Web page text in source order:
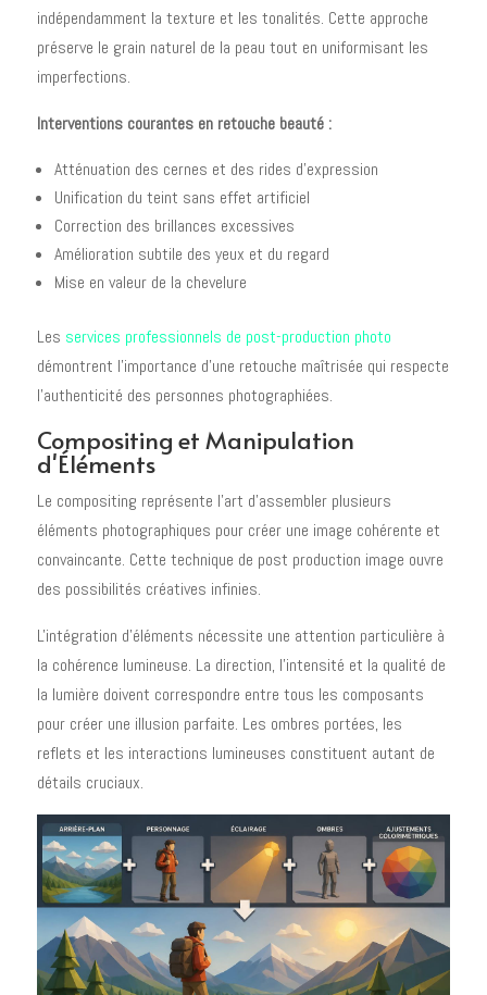
indépendamment la texture et les tonalités. Cette approche
préserve le grain naturel de la peau tout en uniformisant les
imperfections.
Interventions courantes en retouche beauté :
Atténuation des cernes et des rides d'expression
Unification du teint sans effet artificiel
Correction des brillances excessives
Amélioration subtile des yeux et du regard
Mise en valeur de la chevelure
Les services professionnels de post-production photo
démontrent l'importance d'une retouche maîtrisée qui respecte
l'authenticité des personnes photographiées.
Compositing et Manipulation
d'Éléments
Le compositing représente l'art d'assembler plusieurs
éléments photographiques pour créer une image cohérente et
convaincante. Cette technique de post production image ouvre
des possibilités créatives infinies.
L'intégration d'éléments nécessite une attention particulière à
la cohérence lumineuse. La direction, l'intensité et la qualité de
la lumière doivent correspondre entre tous les composants
pour créer une illusion parfaite. Les ombres portées, les
reflets et les interactions lumineuses constituent autant de
détails cruciaux.